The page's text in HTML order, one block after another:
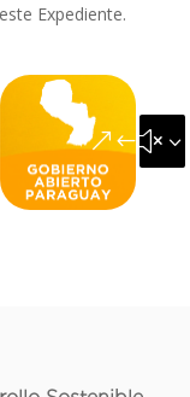
Expediente.